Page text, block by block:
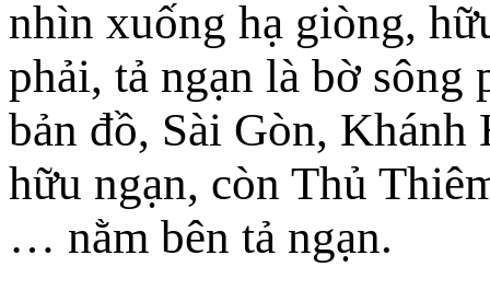
nhìn xuống hạ giòng,
phải, tả ngạn là bờ
bản đồ, Sài Gòn,
hữu ngạn, còn Thủ
… nằm bên tả ngạn.